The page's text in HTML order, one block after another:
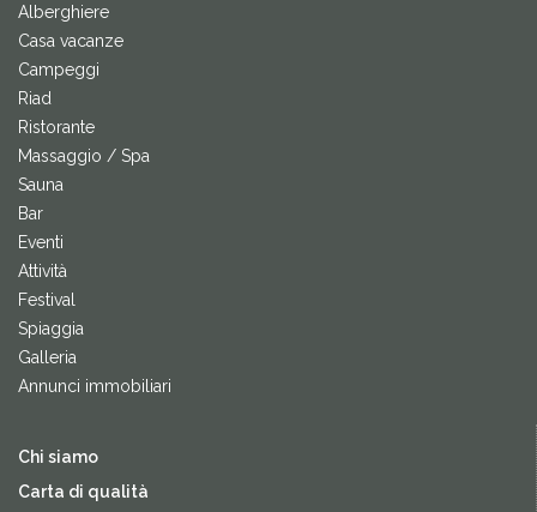
Alberghiere
Casa vacanze
Campeggi
Riad
Ristorante
Massaggio / Spa
Sauna
Bar
Eventi
Attività
Festival
Spiaggia
Galleria
Annunci immobiliari
Chi siamo
Carta di qualità